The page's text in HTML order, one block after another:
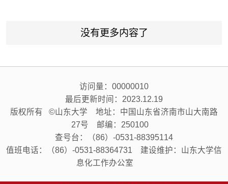
没有更多内容了
访问量： 00000010
最后更新时间： 2023.12.19
版权所有 ©山东大学 地址：中国山东省济南市山大南路
27号 邮编：250100
查号台：（86）-0531-88395114
值班电话：（86）-0531-88364731 建设维护：山东大学信
息化工作办公室